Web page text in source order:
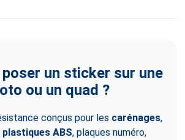
un sticker sur une
ou un quad ?
conçus pour les carénages,
plastiques ABS, plaques numéro,